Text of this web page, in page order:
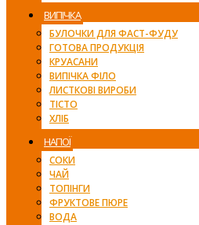
ВИПІЧКА
БУЛОЧКИ ДЛЯ ФАСТ-ФУДУ
ГОТОВА ПРОДУКЦІЯ
КРУАСАНИ
ВИПІЧКА ФІЛО
ЛИСТКОВІ ВИРОБИ
ТІСТО
ХЛІБ
НАПОЇ
СОКИ
ЧАЙ
ТОПІНГИ
ФРУКТОВЕ ПЮРЕ
ВОДА